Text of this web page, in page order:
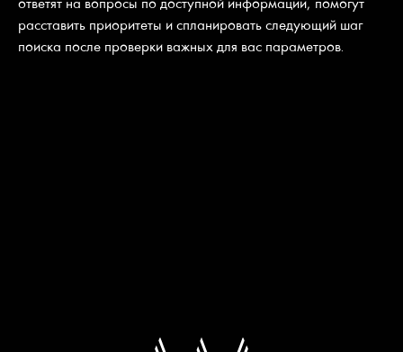
расставить приоритеты и спланировать следующий шаг
поиска после проверки важных для вас параметров.